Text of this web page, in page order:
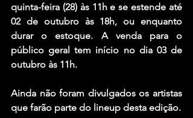
quinta-feira (28) às 11h e se estende até
02 de outubro às 18h, ou enquanto
durar o estoque. A venda para o
público geral tem início no dia 03 de
outubro às 11h.
Ainda não foram divulgados os artistas
que farão parte do lineup desta edição.